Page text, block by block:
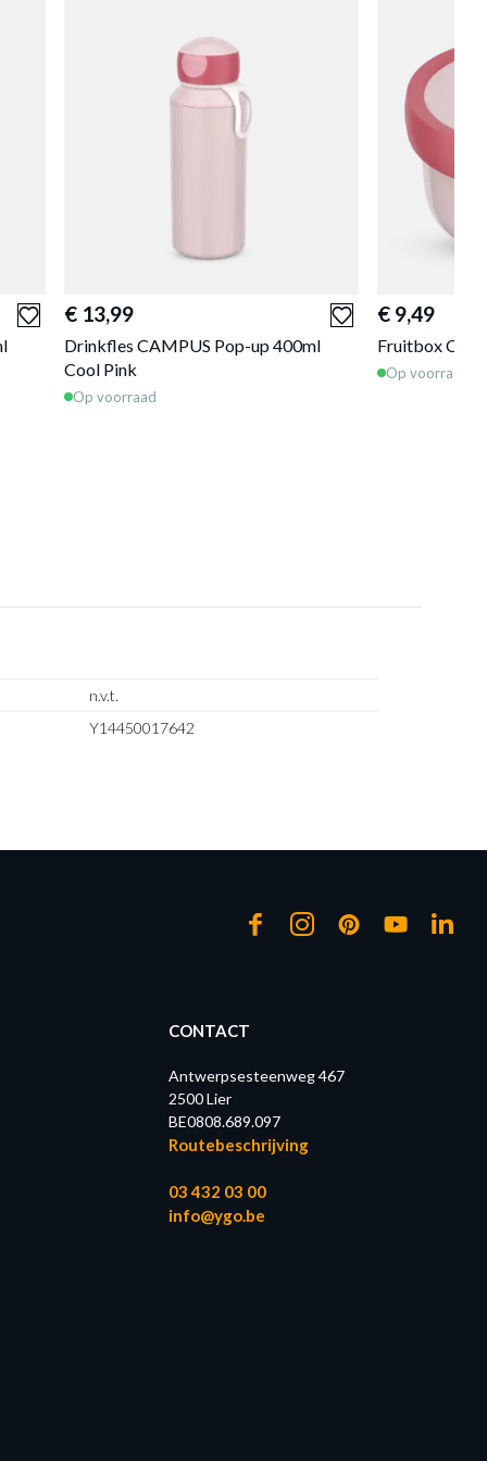
€ 13,99
Drinkfles CAMPUS Pop-up 400ml
Cool Pink
Op voorraad
€ 9,49
Fruitbox
Op voorraad
n.v.t.
Y14450017642
CONTACT
Antwerpsesteenweg 467
2500 Lier
BE0808.689.097
Routebeschrijving
03 432 03 00
info@ygo.be